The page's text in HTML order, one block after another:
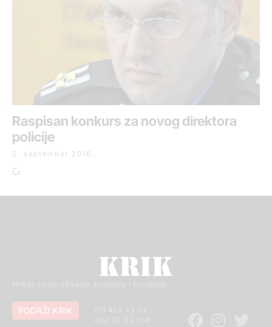
Raspisan konkurs za novog direktora
policije
2. septembar 2016.
Mreža za istraživanje kriminala i korupcije
011 420 43 04
PODRŽI KRIK